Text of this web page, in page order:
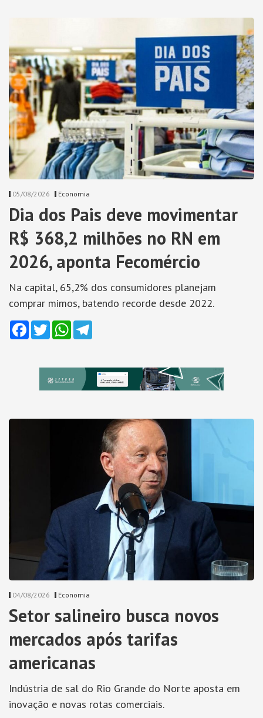
05/08/2026 Economia
Dia dos Pais deve movimentar
R$ 368,2 milhões no RN em
2026, aponta Fecomércio
Na capital, 65,2% dos consumidores planejam
comprar mimos, batendo recorde desde 2022.
Facebook
TwitterWhatsApp
04/08/2026 Economia
Setor salineiro busca novos
mercados após tarifas
americanas
Indústria de sal do Rio Grande do Norte aposta em
inovação e novas rotas comerciais.